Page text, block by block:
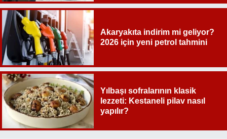
Akaryakıta indirim mi geliyor?
2026 için yeni petrol tahmini
Yılbaşı sofralarının klasik
lezzeti: Kestaneli pilav nasıl
yapılır?